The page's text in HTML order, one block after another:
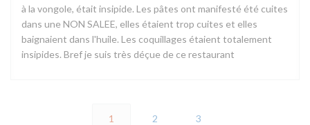
à la vongole, était insipide. Les pâtes ont manifesté été cuites
dans une NON SALEE, elles étaient trop cuites et elles
baignaient dans l'huile. Les coquillages étaient totalement
insipides. Bref je suis très déçue de ce restaurant
1 2 3